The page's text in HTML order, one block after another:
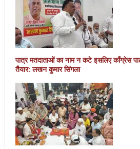
पात्र मतदाताओं का नाम न कटे इसलिए काँग्रेस
तैयार: लखन कुमार सिंगला